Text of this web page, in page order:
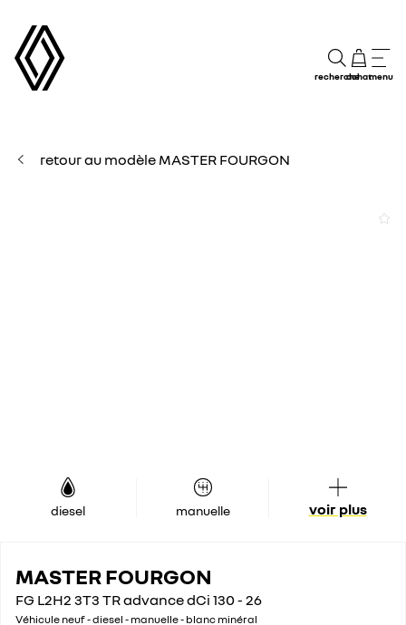
rechercheachatmenu
retour au modèle MASTER FOURGON
diesel manuelle voir plus
MASTER FOURGON
FG L2H2 3T3 TR advance dCi 130 - 26
Véhicule neuf - diesel - manuelle - blanc minéral